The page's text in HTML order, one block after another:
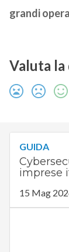
grandi
Valuta
GUIDA
imprese
15 Mag